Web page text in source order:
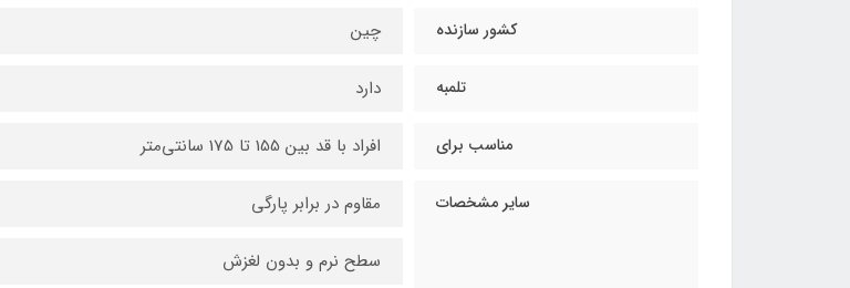
کشور سازنده چین
تلمبه دارد
مناسب برای افراد با قد بین 155 تا 175 سانتی‌متر
سایر مشخصات مقاوم در برابر پارگی
سطح نرم و بدون لغزش